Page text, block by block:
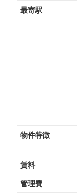
最寄駅
物件特徴
賃料
管理費